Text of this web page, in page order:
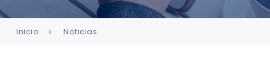
Inicio Noticias